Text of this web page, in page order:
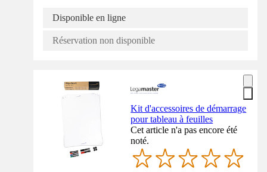
Disponible en ligne
Réservation non disponible
Kit d'accessoires de démarrage
pour tableau à feuilles
Cet article n'a pas encore été
noté.